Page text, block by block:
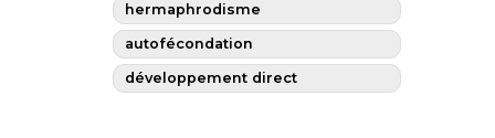
hermaphrodisme
autofécondation
développement direct